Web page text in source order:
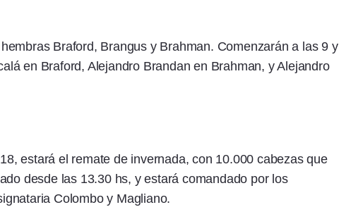
Braford, Brangus y Brahman. Comenzarán a las 9 y
en Braford, Alejandro Brandan en Brahman, y Alejandro
estará el remate de invernada, con 10.000 cabezas que
desde las 13.30 hs, y estará comandado por los
Colombo y Magliano.